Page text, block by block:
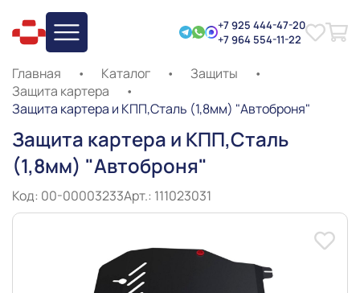
+7 925 444-47-20
+7 964 554-11-22
Главная • Каталог • Защиты
•
Защита картера
•
Защита картера и КПП,Сталь (1,8мм) "Автоброня"
Защита картера и КПП,Сталь
(1,8мм) "Автоброня"
Код: 00-00003233Арт.: 111023031